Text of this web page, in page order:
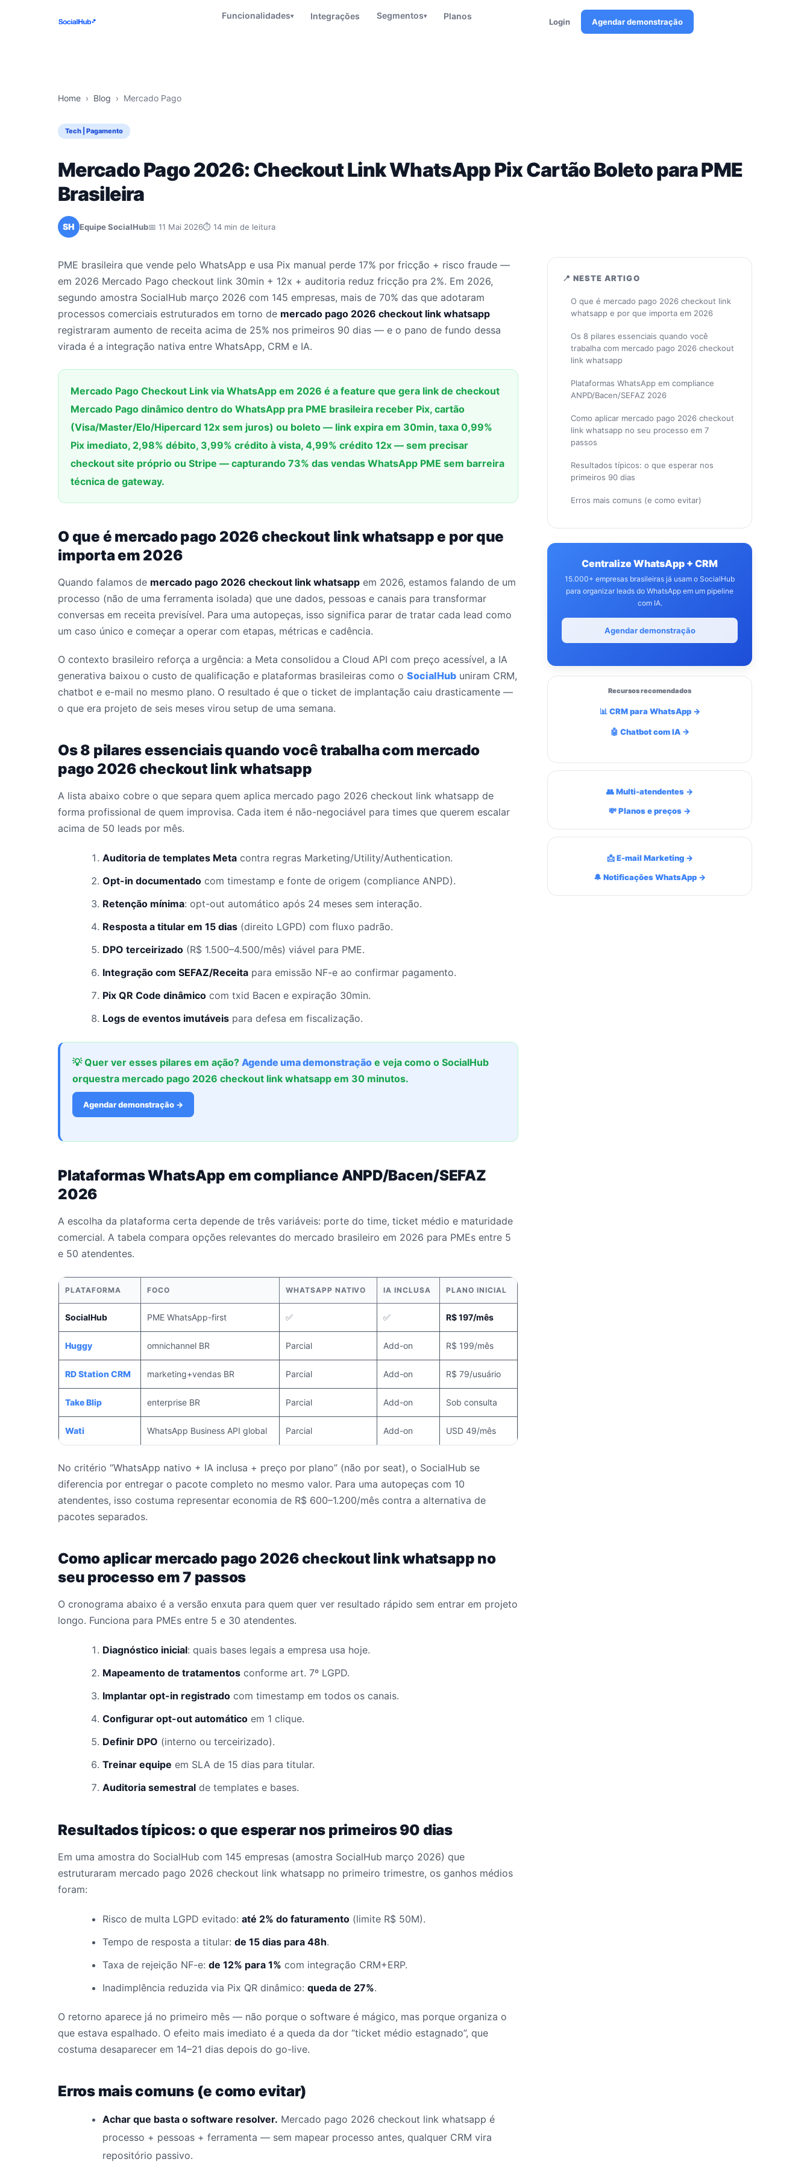
Funcionalidades▾ Integrações Segmentos▾ Planos
Login Agendar demonstração
Home › Blog › Mercado Pago
Tech | Pagamento
Mercado Pago 2026: Checkout Link WhatsApp Pix Cartão Boleto para PME
Brasileira
SH Equipe SocialHub📅 11 Mai 2026⏱ 14 min de leitura
PME brasileira que vende pelo WhatsApp e usa Pix manual perde 17% por fricção + risco fraude —
em 2026 Mercado Pago checkout link 30min + 12x + auditoria reduz fricção pra 2%. Em 2026,
segundo amostra SocialHub março 2026 com 145 empresas, mais de 70% das que adotaram
processos comerciais estruturados em torno de mercado pago 2026 checkout link whatsapp
registraram aumento de receita acima de 25% nos primeiros 90 dias — e o pano de fundo dessa
virada é a integração nativa entre WhatsApp, CRM e IA.
Mercado Pago Checkout Link via WhatsApp em 2026 é a feature que gera link de checkout
Mercado Pago dinâmico dentro do WhatsApp pra PME brasileira receber Pix, cartão
(Visa/Master/Elo/Hipercard 12x sem juros) ou boleto — link expira em 30min, taxa 0,99%
Pix imediato, 2,98% débito, 3,99% crédito à vista, 4,99% crédito 12x — sem precisar
checkout site próprio ou Stripe — capturando 73% das vendas WhatsApp PME sem barreira
técnica de gateway.
O que é mercado pago 2026 checkout link whatsapp e por que
importa em 2026
Quando falamos de mercado pago 2026 checkout link whatsapp em 2026, estamos falando de um
processo (não de uma ferramenta isolada) que une dados, pessoas e canais para transformar
conversas em receita previsível. Para uma autopeças, isso significa parar de tratar cada lead como
um caso único e começar a operar com etapas, métricas e cadência.
O contexto brasileiro reforça a urgência: a Meta consolidou a Cloud API com preço acessível, a IA
generativa baixou o custo de qualificação e plataformas brasileiras como o SocialHub uniram CRM,
chatbot e e-mail no mesmo plano. O resultado é que o ticket de implantação caiu drasticamente —
o que era projeto de seis meses virou setup de uma semana.
Os 8 pilares essenciais quando você trabalha com mercado
pago 2026 checkout link whatsapp
A lista abaixo cobre o que separa quem aplica mercado pago 2026 checkout link whatsapp de
forma profissional de quem improvisa. Cada item é não-negociável para times que querem escalar
acima de 50 leads por mês.
Auditoria de templates Meta contra regras Marketing/Utility/Authentication.
Opt-in documentado com timestamp e fonte de origem (compliance ANPD).
Retenção mínima: opt-out automático após 24 meses sem interação.
Resposta a titular em 15 dias (direito LGPD) com fluxo padrão.
DPO terceirizado (R$ 1.500–4.500/mês) viável para PME.
Integração com SEFAZ/Receita para emissão NF-e ao confirmar pagamento.
Pix QR Code dinâmico com txid Bacen e expiração 30min.
Logs de eventos imutáveis para defesa em fiscalização.
💡 Quer ver esses pilares em ação? Agende uma demonstração e veja como o SocialHub
orquestra mercado pago 2026 checkout link whatsapp em 30 minutos.
Agendar demonstração →
Plataformas WhatsApp em compliance ANPD/Bacen/SEFAZ
2026
A escolha da plataforma certa depende de três variáveis: porte do time, ticket médio e maturidade
comercial. A tabela compara opções relevantes do mercado brasileiro em 2026 para PMEs entre 5
e 50 atendentes.
PLATAFORMA FOCO WHATSAPP NATIVO IA INCLUSA PLANO INICIAL
SocialHub PME WhatsApp-first ✅ ✅ R$ 197/mês
Huggy omnichannel BR Parcial Add-on R$ 199/mês
RD Station CRM marketing+vendas BR Parcial Add-on R$ 79/usuário
Take Blip enterprise BR Parcial Add-on Sob consulta
Wati WhatsApp Business API global Parcial Add-on USD 49/mês
No critério “WhatsApp nativo + IA inclusa + preço por plano” (não por seat), o SocialHub se
diferencia por entregar o pacote completo no mesmo valor. Para uma autopeças com 10
atendentes, isso costuma representar economia de R$ 600–1.200/mês contra a alternativa de
pacotes separados.
Como aplicar mercado pago 2026 checkout link whatsapp no
seu processo em 7 passos
O cronograma abaixo é a versão enxuta para quem quer ver resultado rápido sem entrar em projeto
longo. Funciona para PMEs entre 5 e 30 atendentes.
Diagnóstico inicial: quais bases legais a empresa usa hoje.
Mapeamento de tratamentos conforme art. 7º LGPD.
Implantar opt-in registrado com timestamp em todos os canais.
Configurar opt-out automático em 1 clique.
Definir DPO (interno ou terceirizado).
Treinar equipe em SLA de 15 dias para titular.
Auditoria semestral de templates e bases.
Resultados típicos: o que esperar nos primeiros 90 dias
Em uma amostra do SocialHub com 145 empresas (amostra SocialHub março 2026) que
estruturaram mercado pago 2026 checkout link whatsapp no primeiro trimestre, os ganhos médios
foram:
Risco de multa LGPD evitado: até 2% do faturamento (limite R$ 50M).
Tempo de resposta a titular: de 15 dias para 48h.
Taxa de rejeição NF-e: de 12% para 1% com integração CRM+ERP.
Inadimplência reduzida via Pix QR dinâmico: queda de 27%.
O retorno aparece já no primeiro mês — não porque o software é mágico, mas porque organiza o
que estava espalhado. O efeito mais imediato é a queda da dor “ticket médio estagnado”, que
costuma desaparecer em 14–21 dias depois do go-live.
Erros mais comuns (e como evitar)
Achar que basta o software resolver. Mercado pago 2026 checkout link whatsapp é
processo + pessoas + ferramenta — sem mapear processo antes, qualquer CRM vira
repositório passivo.
📍 NESTE ARTIGO
O que é mercado pago 2026 checkout link
whatsapp e por que importa em 2026
Os 8 pilares essenciais quando você
trabalha com mercado pago 2026 checkout
link whatsapp
Plataformas WhatsApp em compliance
ANPD/Bacen/SEFAZ 2026
Como aplicar mercado pago 2026 checkout
link whatsapp no seu processo em 7
passos
Resultados típicos: o que esperar nos
primeiros 90 dias
Erros mais comuns (e como evitar)
Centralize WhatsApp + CRM
15.000+ empresas brasileiras já usam o SocialHub
para organizar leads do WhatsApp em um pipeline
com IA.
Agendar demonstração
Recursos recomendados
📊 CRM para WhatsApp →
🤖 Chatbot com IA →
👥 Multi-atendentes →
💸 Planos e preços →
📩 E-mail Marketing →
🔔 Notificações WhatsApp →